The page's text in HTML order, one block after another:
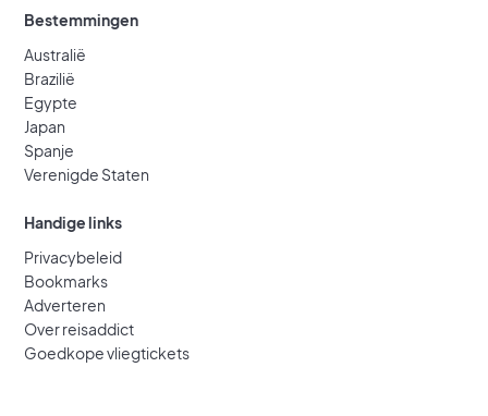
Bestemmingen
Australië
Brazilië
Egypte
Japan
Spanje
Verenigde Staten
Handige links
Privacybeleid
Bookmarks
Adverteren
Over reisaddict
Goedkope vliegtickets